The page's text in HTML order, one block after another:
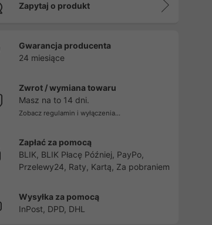
Zapytaj o produkt
Gwarancja producenta
24 miesiące
Zwrot / wymiana towaru
Masz na to 14 dni.
Zobacz regulamin i wyłączenia...
Zapłać za pomocą
BLIK, BLIK Płacę Później, PayPo,
Przelewy24, Raty, Kartą, Za pobraniem
Wysyłka za pomocą
InPost, DPD, DHL